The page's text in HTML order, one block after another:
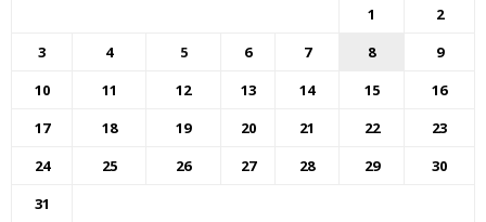
1
2
3
4 5 6 7 8
9
10
11 12 13 14 15
16
17
18 19 20 21 22
23
24
25 26 27 28 29
30
31